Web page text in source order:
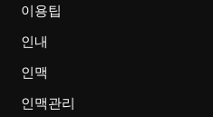
이용팁
인내
인맥
인맥관리